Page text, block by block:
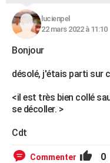
lucienpel
22 mars 2022 à 11:10
Bonjour
désolé, j'étais parti sur
<il est très bien collé
se décoller. >
Cdt
Commenter 0